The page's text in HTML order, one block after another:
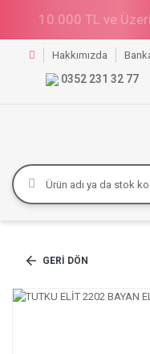
10.000 TL ve
Hakkımızda
0352 231 32 77
GERI DÖN